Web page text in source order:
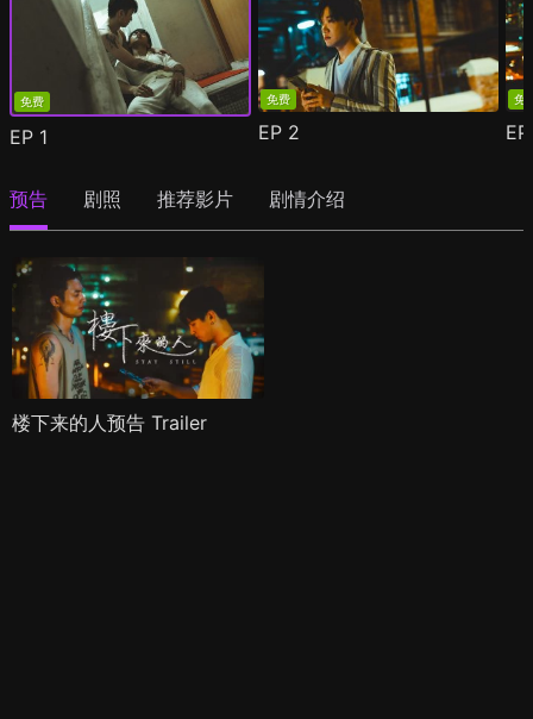
免费
EP 1
免费
EP 2
免
预告 剧照 推荐影片 剧情介绍
楼下来的人预告 Trailer